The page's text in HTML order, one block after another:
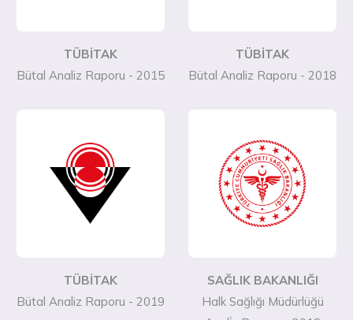
TÜBİTAK
Bütal Analiz Raporu - 2015
TÜBİTAK
Bütal Analiz Raporu - 2018
TÜBİTAK
Bütal Analiz Raporu - 2019
SAĞLIK BAKANLIĞI
Halk Sağlığı Müdürlüğü